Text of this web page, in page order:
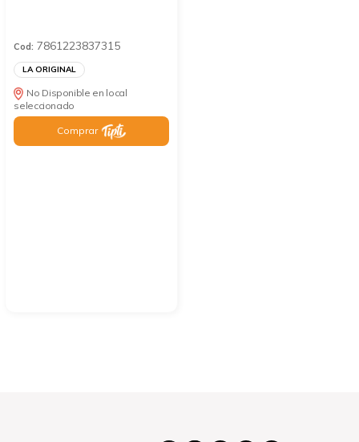
Cod: 7861223837315
LA ORIGINAL
No Disponible en local
seleccionado
Comprar